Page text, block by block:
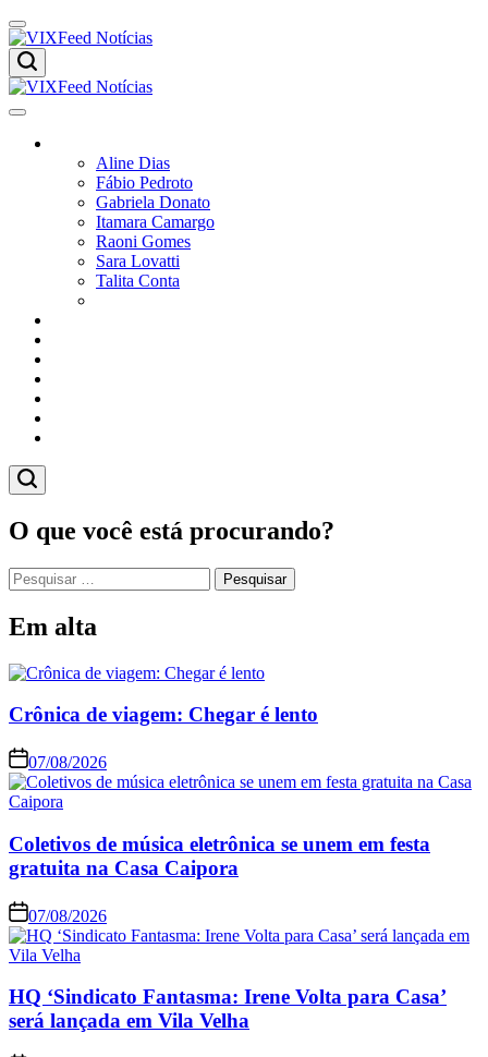
Aline Dias
Fábio Pedroto
Gabriela Donato
Itamara Camargo
Raoni Gomes
Sara Lovatti
Talita Conta
O que você está procurando?
Em alta
Crônica de viagem: Chegar é lento
07/08/2026
Coletivos de música eletrônica se unem em festa
gratuita na Casa Caipora
07/08/2026
HQ ‘Sindicato Fantasma: Irene Volta para Casa’
será lançada em Vila Velha